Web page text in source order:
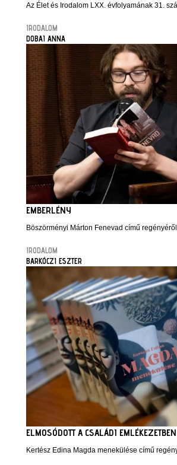
Az Élet és Irodalom LXX. évfolyamának 31.
IRODALOM
DOBAI ANNA
EMBERLÉNY
Böszörményi Márton Fenevad című regényéről
IRODALOM
BARKÓCZI ESZTER
ELMOSÓDOTT A CSALÁDI EMLÉKEZETBEN
Kertész Edina Magda menekülése című